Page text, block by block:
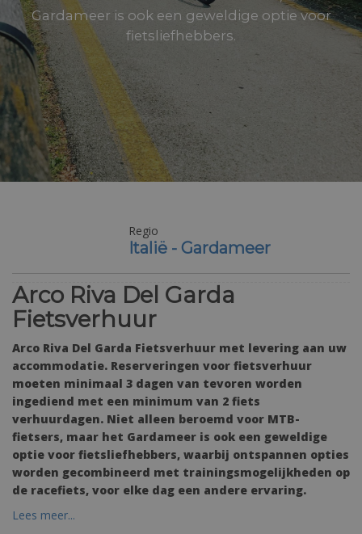
Gardameer is ook een geweldige optie voor
fietsliefhebbers.
Regio
Italië - Gardameer
Moeilijkheidsgraad
Makkelijk
Arco Riva Del Garda
Fietsverhuur
Arco Riva Del Garda Fietsverhuur met levering aan uw
accommodatie. Reserveringen voor fietsverhuur
moeten minimaal 3 dagen van tevoren worden
ingediend met een minimum van 2 fiets
verhuurdagen. Niet alleen beroemd voor MTB-
fietsers, maar het Gardameer is ook een geweldige
optie voor fietsliefhebbers, waarbij ontspannen opties
worden gecombineerd met trainingsmogelijkheden op
de racefiets, voor elke dag een andere ervaring.
Lees meer...